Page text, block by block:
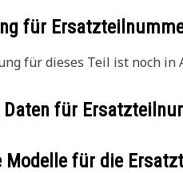
für
für dieses Teil ist noch in
Daten für
Modelle für die